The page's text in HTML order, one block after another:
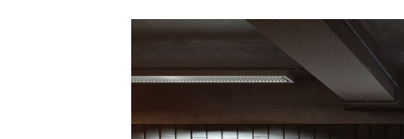
Gedragsverandering
Influencer marketing
Interne communicatie